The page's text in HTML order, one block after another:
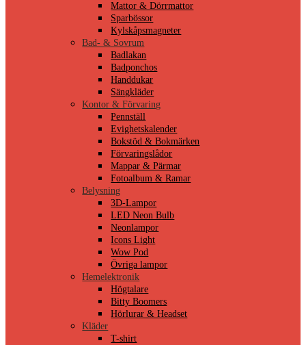
Mattor & Dörrmattor
Sparbössor
Kylskåpsmagneter
Bad- & Sovrum
Badlakan
Badponchos
Handdukar
Sängkläder
Kontor & Förvaring
Pennställ
Evighetskalender
Bokstöd & Bokmärken
Förvaringslådor
Mappar & Pärmar
Fotoalbum & Ramar
Belysning
3D-Lampor
LED Neon Bulb
Neonlampor
Icons Light
Wow Pod
Övriga lampor
Hemelektronik
Högtalare
Bitty Boomers
Hörlurar & Headset
Kläder
T-shirt